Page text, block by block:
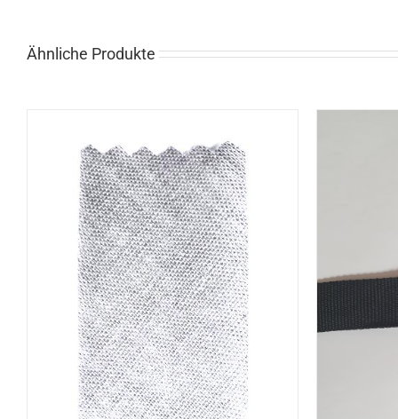
Ähnliche Produkte
IN DEN WARENKORB / DETAILS